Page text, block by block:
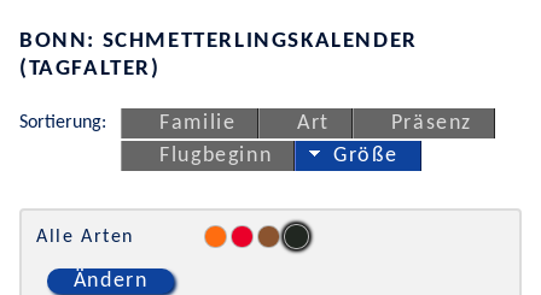
BONN: SCHMETTERLINGSKALENDER
(TAGFALTER)
Sortierung: Familie Art
Präsenz
Flugbeginn
Größe
Alle Arten
Ändern